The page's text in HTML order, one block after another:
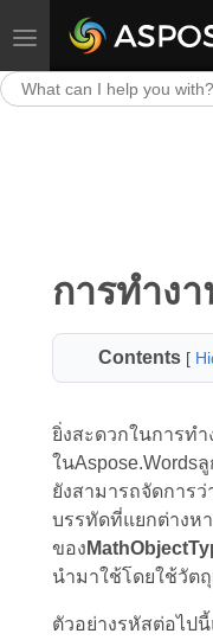
Toggle navigation
การทำง
Contents [
ยิ่งสะดวกในการทำ
ในAspose.Words
ยังสามารถจัดการ
บรรทัดที่แยกต่างห
ของ
นำมาใช้โดยใช้วัต
ตัวอย่างรหัสต่อไป